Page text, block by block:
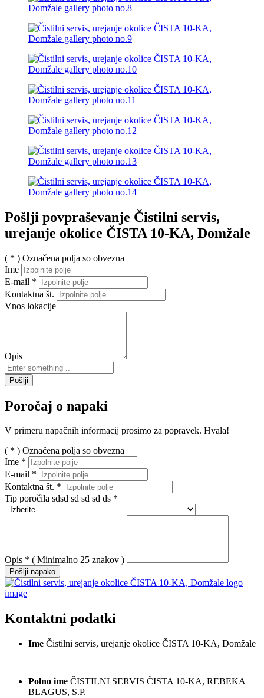
Pošlji povpraševanje Čistilni servis,
urejanje okolice ČISTA 10-KA, Domžale
( * ) Označena polja so obvezna
Ime
E-mail *
Kontaktna št.
Vnos lokacije
Opis
Pošlji
Poročaj o napaki
V primeru napačnih informacij prosimo za popravek. Hvala!
( * ) Označena polja so obvezna
Ime *
E-mail *
Kontaktna št. *
Tip poročila sdsd sd sd sd ds *
Opis * ( Minimalno 25 znakov )
Pošlji napako
Kontaktni podatki
Ime Čistilni servis, urejanje okolice ČISTA 10-KA, Domžale
Polno ime ČISTILNI SERVIS ČISTA 10-KA, REBEKA
BLAGUS, S.P.